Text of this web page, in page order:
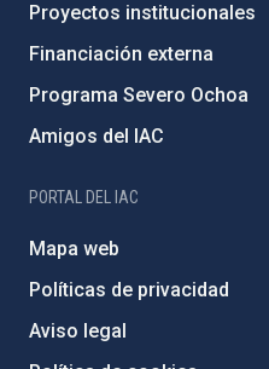
Proyectos institucionales
Financiación externa
Programa Severo Ochoa
Amigos del IAC
PORTAL DEL IAC
Mapa web
Políticas de privacidad
Aviso legal